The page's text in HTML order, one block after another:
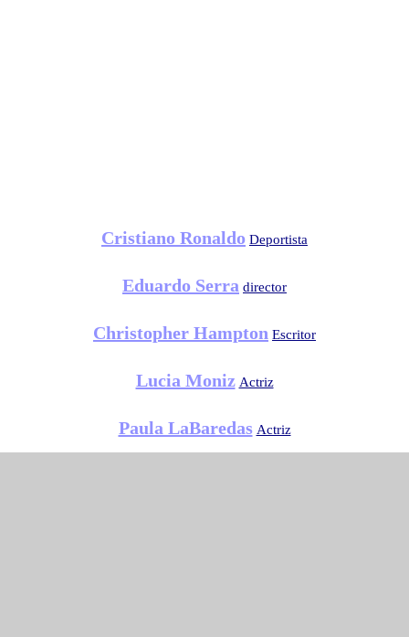
Cristiano Ronaldo Deportista
Eduardo Serra director
Christopher Hampton Escritor
Lucia Moniz Actriz
Paula LaBaredas Actriz